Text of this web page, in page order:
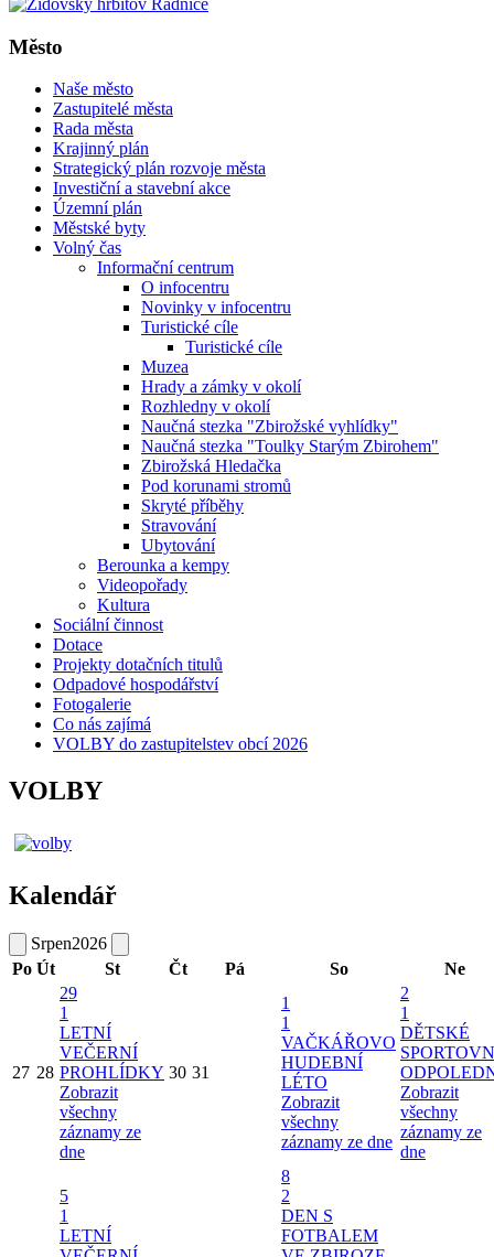
Město
Naše město
Zastupitelé města
Rada města
Krajinný plán
Strategický plán rozvoje města
Investiční a stavební akce
Územní plán
Městské byty
Volný čas
Informační centrum
O infocentru
Novinky v infocentru
Turistické cíle
Turistické cíle
Muzea
Hrady a zámky v okolí
Rozhledny v okolí
Naučná stezka "Zbirožské vyhlídky"
Naučná stezka "Toulky Starým Zbirohem"
Zbirožská Hledačka
Pod korunami stromů
Skryté příběhy
Stravování
Ubytování
Berounka a kempy
Videopořady
Kultura
Sociální činnost
Dotace
Projekty dotačních titulů
Odpadové hospodářství
Fotogalerie
Co nás zajímá
VOLBY do zastupitelstev obcí 2026
VOLBY
Kalendář
Srpen2026
Po Út St Čt Pá So Ne
27 28
29
1
LETNÍ
VEČERNÍ
PROHLÍDKY
Zobrazit
všechny
záznamy ze
dne
30 31
1
1
VAČKÁŘOVO
HUDEBNÍ
LÉTO
Zobrazit
všechny
záznamy ze dne
2
1
DĚTSKÉ
Zobrazit
všechny
záznamy ze
dne
5
1
LETNÍ
8
2
DEN S
FOTBALEM